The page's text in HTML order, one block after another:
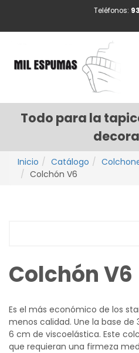
Teléfonos:
Todo para la
Inicio Catálogo
Colchón V6
Colchón V6
Es el más económico de los
menos calidad. Une la base de
6 cm de viscoelástica. Este
que requieran una firmeza